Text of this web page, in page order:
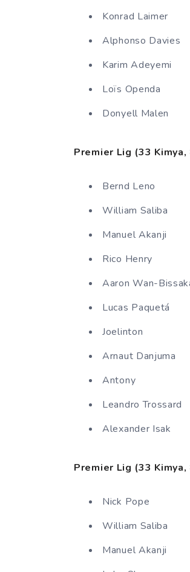
Konrad Laimer
Alphonso Davies
Karim Adeyemi
Loïs Openda
Donyell Malen
Premier Lig (33
Bernd Leno
William Saliba
Manuel Akanji
Rico Henry
Aaron Wan-
Lucas Paquetá
Joelinton
Arnaut Danjuma
Antony
Leandro Trossard
Alexander Isak
Premier Lig (33
Nick Pope
William Saliba
Manuel Akanji